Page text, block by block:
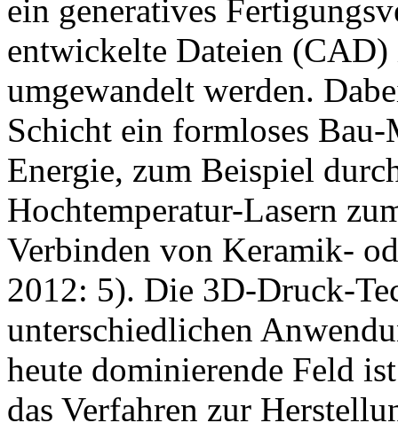
ein generatives
entwickelte Dateien
umgewandelt werden.
Schicht ein formloses
Energie, zum Beispiel
Hochtemperatur-Lasern
Verbinden von Keramik-
2012: 5). Die 3D-Druck-
unterschiedlichen
heute dominierende Feld
das Verfahren zur